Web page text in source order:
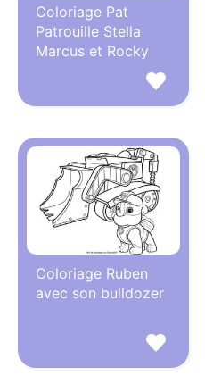
Coloriage Pat
Patrouille Stella
Marcus et Rocky
Coloriage Ruben
avec son bulldozer